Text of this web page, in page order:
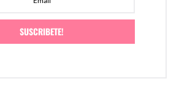
SUSCRIBETE!